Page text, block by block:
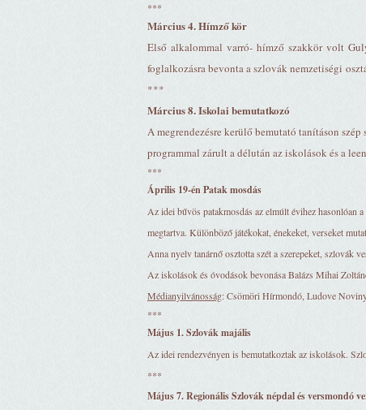
***
Március 4. Hímző kör
Első alkalommal varró- hímző szakkör volt
foglalkozásra bevonta a szlovák nemzetiségi
***
Március 8. Iskolai bemutatkozó
A megrendezésre kerülő bemutató tanításon
programmal zárult a délután az iskolások és a
***
Április 19-én Patak mosdás
Az idei bűvös patakmosdás az elmúlt évihez hasonlóan
megtartva. Különböző játékokat, énekeket, verseket
Anna nyelv tanárnő osztotta szét a szerepeket, szlovák
Az iskolások és óvodások bevonása Balázs Mihai
Médianyilvánosság: Csömöri Hírmondó, Ludove
***
Május 1. Szlovák majális
Az idei rendezvényen is bemutatkoztak az iskolások.
***
Május 7. Regionális Szlovák népdal és versmondó